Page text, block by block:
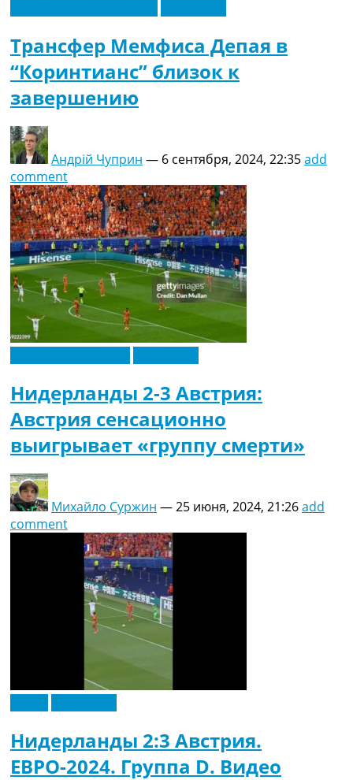
Трансфер Мемфиса Депая в
“Коринтианс” близок к
завершению
Андрій Чуприн — 6 сентября, 2024, 22:35add
comment
Нидерланды 2-3 Австрия:
Австрия сенсационно
выигрывает «группу смерти»
Михайло Суржин —25 июня, 2024, 21:26add
comment
Нидерланды 2:3 Австрия.
ЕВРО-2024. Группа D. Видео